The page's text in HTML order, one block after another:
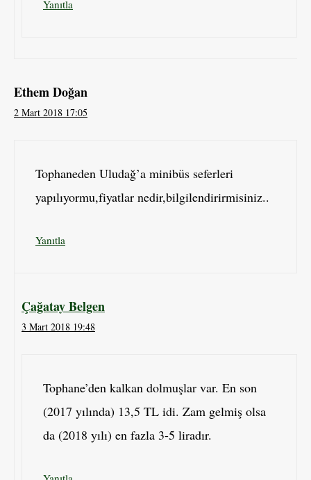
Yanıtla
Ethem Doğan
2 Mart 2018 17:05
Tophaneden Uludağ’a minibüs seferleri
yapılıyormu,fiyatlar nedir,bilgilendirirmisiniz..
Yanıtla
Çağatay Belgen
3 Mart 2018 19:48
Tophane’den kalkan dolmuşlar var. En son
(2017 yılında) 13,5 TL idi. Zam gelmiş olsa
da (2018 yılı) en fazla 3-5 liradır.